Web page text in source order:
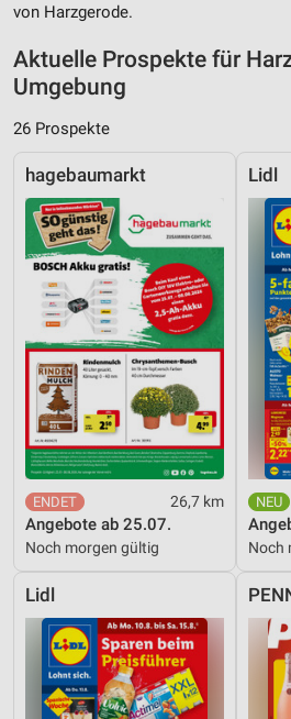
von Harzgerode.
Aktuelle Prospekte für
Umgebung
26 Prospekte
hagebaumarkt
26,7 km
Angebote ab 25.07.
Noch morgen gültig
Lidl
Noch
Lidl